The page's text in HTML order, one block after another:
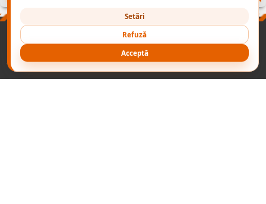
NORME INCALTAMINTE PROTECTIE
Setări
Refuză
Acceptă